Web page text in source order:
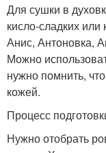
Для сушки в
кисло-сладких или
Анис, Антоновка,
Можно
нужно помнить,
кожей.
Процесс
Нужно отобрать